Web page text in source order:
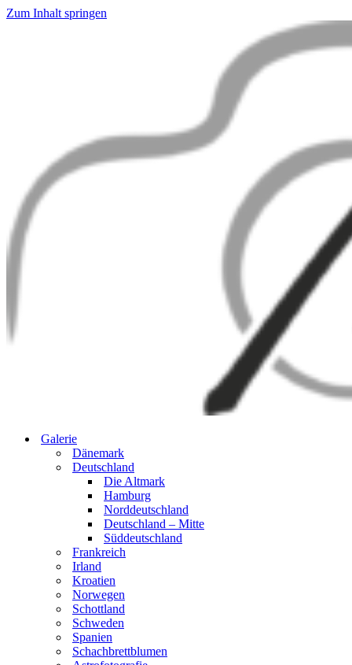
Zum Inhalt springen
Galerie
Dänemark
Deutschland
Die Altmark
Hamburg
Norddeutschland
Deutschland – Mitte
Süddeutschland
Frankreich
Irland
Kroatien
Norwegen
Schottland
Schweden
Spanien
Schachbrettblumen